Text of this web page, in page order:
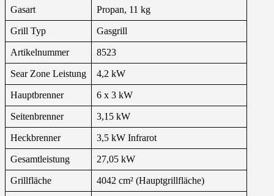
Gasart Propan, 11 kg
Grill Typ Gasgrill
Artikelnummer 8523
Sear Zone Leistung 4,2 kW
Hauptbrenner 6 x 3 kW
Seitenbrenner 3,15 kW
Heckbrenner 3,5 kW Infrarot
Gesamtleistung 27,05 kW
Grillfläche 4042 cm² (Hauptgrillfläche)